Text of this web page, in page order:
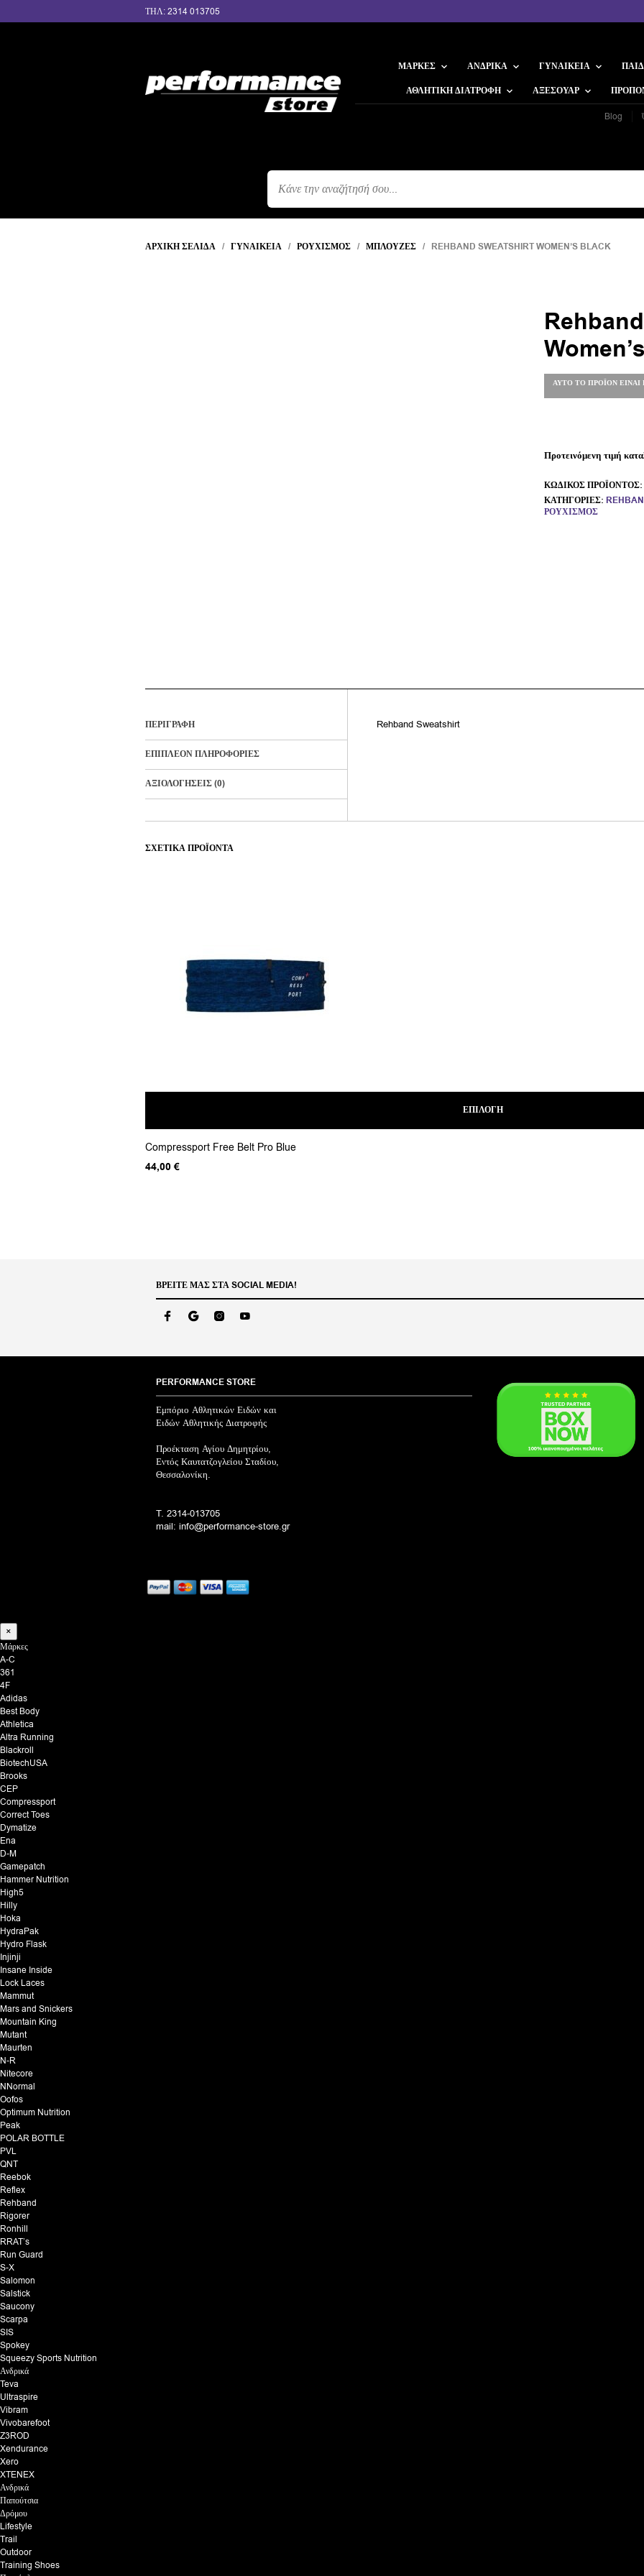
ΤΗΛ: 2314 013705
ΜΆΡΚΕΣ ΑΝΔΡΙΚΆ ΓΥΝΑΙΚΕΊΑ
ΑΘΛΗΤΙΚΉ ΔΙΑΤΡΟΦΉ
ΑΞΕΣΟΥΆΡ
Blog
ΑΝΑΖΉΤΗΣΗ
ΠΡΟΪΌΝΤΩΝ
ΑΡΧΙΚΉ ΣΕΛΊΔΑ / ΓΥΝΑΙΚΕΊΑ / ΡΟΥΧΙΣΜΌΣ / ΜΠΛΟΎΖΕΣ / REHBAND SWEATSHIRT WOMEN’S BLACK
ΑΥΤΌ ΤΟ ΠΡΟΪΌΝ
Προτεινόμενη τιμή
ΚΩΔΙΚΌΣ ΠΡΟΪΌΝΤΟΣ:
ΚΑΤΗΓΟΡΊΕΣ:
ΡΟΥΧΙΣΜΌΣ
ΠΕΡΙΓΡΑΦΉ
ΕΠΙΠΛΈΟΝ ΠΛΗΡΟΦΟΡΊΕΣ
ΑΞΙΟΛΟΓΉΣΕΙΣ (0)
Rehband Sweatshirt
ΣΧΕΤΙΚΆ ΠΡΟΪΌΝΤΑ
ΕΠΙΛΟΓΉ
το
προϊόν
έχει
σελίδα
του
προϊόντος
Compressport Free Belt Pro Blue
44,00 €
ΒΡΕΊΤΕ ΜΑΣ ΣΤΑ SOCIAL MEDIA!
PERFORMANCE STORE
Εμπόριο Αθλητικών Ειδών και
Ειδών Αθλητικής Διατροφής
Προέκταση Αγίου Δημητρίου,
Εντός Καυτατζογλείου Σταδίου,
Θεσσαλονίκη.
T. 2314-013705
mail: info@performance-store.gr
×
Μάρκες
A-C
361
4F
Adidas
Best Body
Athletica
Altra Running
Blackroll
BiotechUSA
Brooks
CEP
Compressport
Correct Toes
Dymatize
Ena
D-M
Gamepatch
Hammer Nutrition
High5
Hilly
Hoka
HydraPak
Hydro Flask
Injinji
Insane Inside
Lock Laces
Mammut
Mars and Snickers
Mountain King
Mutant
Maurten
N-R
Nitecore
NNormal
Oofos
Optimum Nutrition
Peak
POLAR BOTTLE
PVL
QNT
Reebok
Reflex
Rehband
Rigorer
Ronhill
RRAT’s
Run Guard
S-X
Salomon
Salstick
Saucony
Scarpa
SIS
Spokey
Squeezy Sports Nutrition
Ανδρικά
Teva
Ultraspire
Vibram
Vivobarefoot
Z3ROD
Xendurance
Xero
XTENEX
Ανδρικά
Παπούτσια
Δρόμου
Lifestyle
Trail
Outdoor
Training Shoes